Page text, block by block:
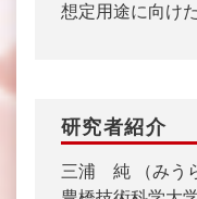
想定用途に向け
研究者紹介
三浦 純 （みう